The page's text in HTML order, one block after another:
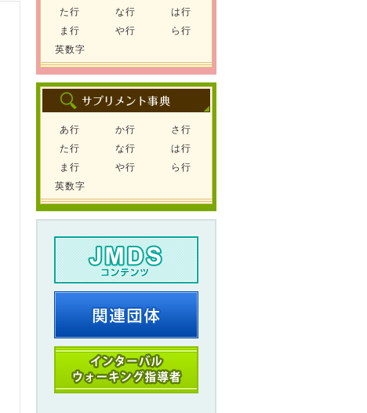
た行
な行
は行
ま行
や行
ら行
英数字
あ行 か行
さ行
た行
な行
は行
ま行
や行
ら行
英数字